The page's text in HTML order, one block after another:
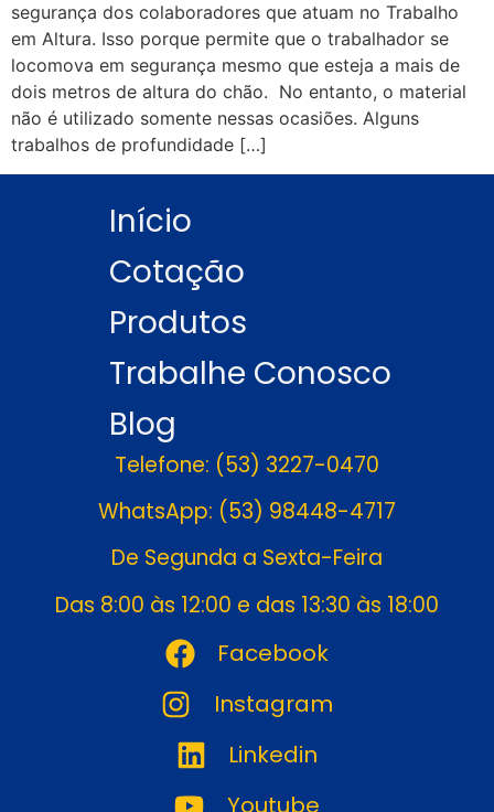
segurança dos colaboradores que atuam no Trabalho
em Altura. Isso porque permite que o trabalhador se
locomova em segurança mesmo que esteja a mais de
dois metros de altura do chão. No entanto, o material
não é utilizado somente nessas ocasiões. Alguns
trabalhos de profundidade […]
Início
Cotação
Produtos
Trabalhe Conosco
Blog
Telefone: (53) 3227-0470
WhatsApp: (53) 98448-4717
De Segunda a Sexta-Feira
Das 8:00 às 12:00 e das 13:30 às 18:00
Facebook
Instagram
Linkedin
Youtube